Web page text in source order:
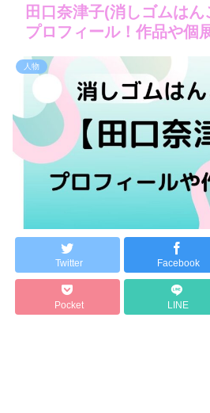
田口奈津子(消しゴムは
プロフィール！作品や個
人物
Twitter Facebook
Pocket LINE